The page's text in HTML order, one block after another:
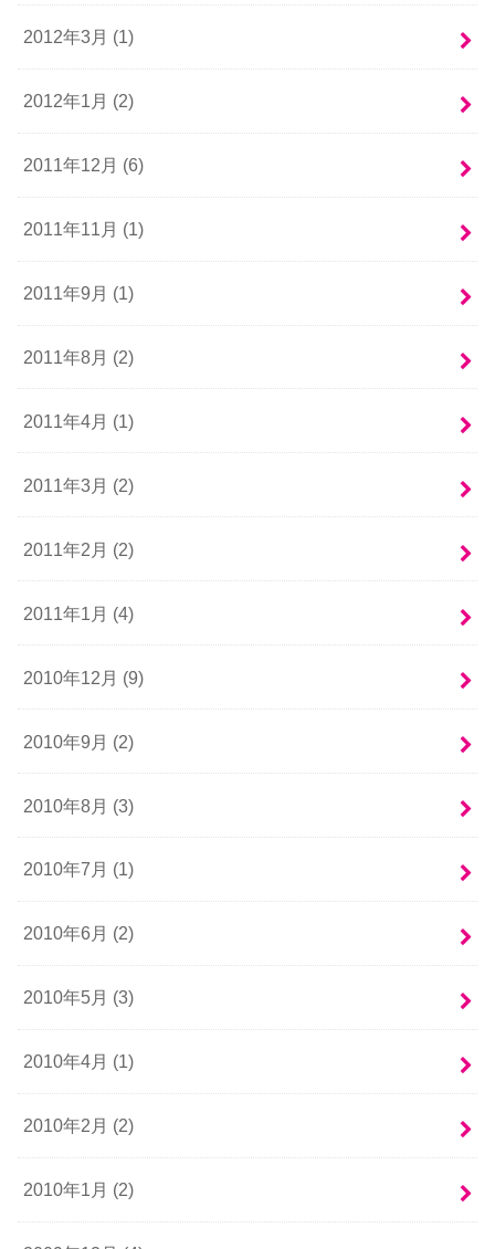
2012年3月 (1)
2012年1月 (2)
2011年12月 (6)
2011年11月 (1)
2011年9月 (1)
2011年8月 (2)
2011年4月 (1)
2011年3月 (2)
2011年2月 (2)
2011年1月 (4)
2010年12月 (9)
2010年9月 (2)
2010年8月 (3)
2010年7月 (1)
2010年6月 (2)
2010年5月 (3)
2010年4月 (1)
2010年2月 (2)
2010年1月 (2)